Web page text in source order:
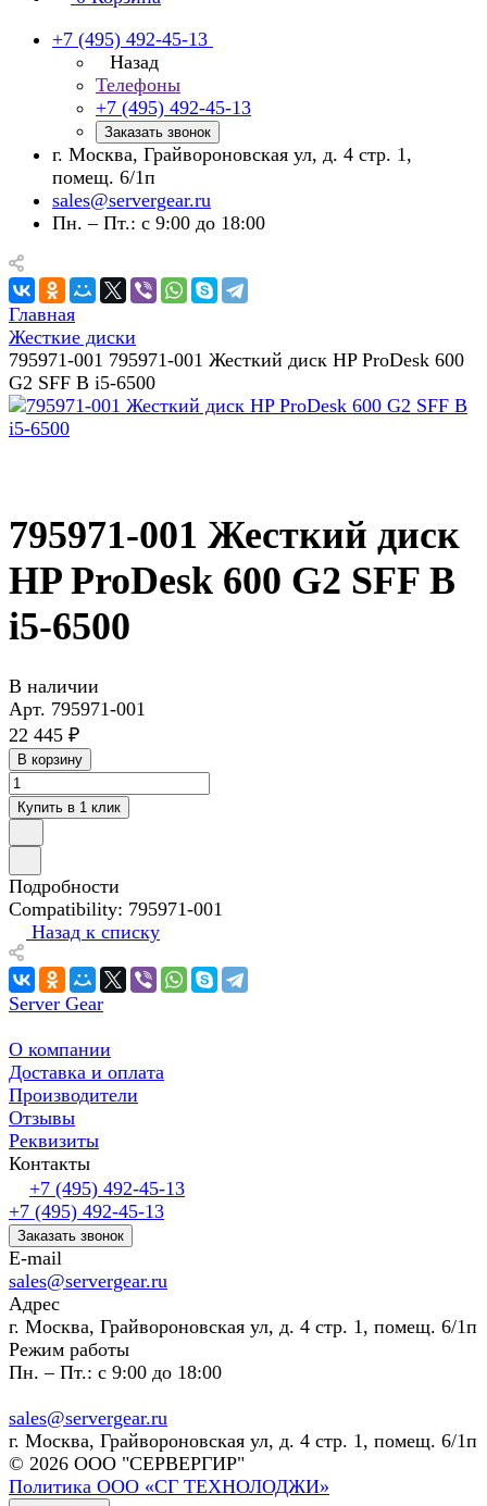
+7 (495) 492-45-13
Назад
Телефоны
+7 (495) 492-45-13
Заказать звонок
г. Москва, Грайвороновская ул, д. 4 стр. 1,
помещ. 6/1п
sales@servergear.ru
Пн. – Пт.: с 9:00 до 18:00
Главная
Жесткие диски
795971-001 795971-001 Жесткий диск HP ProDesk 600
G2 SFF B i5-6500
795971-001 Жесткий диск
HP ProDesk 600 G2 SFF B
i5-6500
В наличии
Арт. 795971-001
22 445 ₽
В корзину
Купить в 1 клик
Подробности
Compatibility: 795971-001
Назад к списку
Server Gear
О компании
Доставка и оплата
Производители
Отзывы
Реквизиты
Контакты
+7 (495) 492-45-13
+7 (495) 492-45-13
Заказать звонок
E-mail
sales@servergear.ru
Адрес
г. Москва, Грайвороновская ул, д. 4 стр. 1, помещ. 6/1п
Режим работы
Пн. – Пт.: с 9:00 до 18:00
sales@servergear.ru
г. Москва, Грайвороновская ул, д. 4 стр. 1, помещ. 6/1п
© 2026 ООО "СЕРВЕРГИР"
Политика ООО «СГ ТЕХНОЛОДЖИ»